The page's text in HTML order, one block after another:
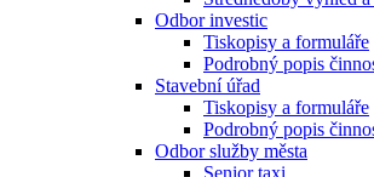
Odbor investic
Tiskopisy a formuláře
Podrobný popis
Stavební úřad
Tiskopisy a formuláře
Podrobný popis
Odbor služby města
Senior taxi